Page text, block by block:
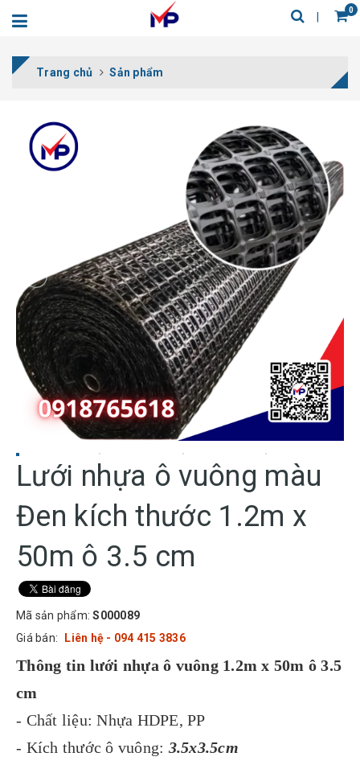
0
Trang chủ Sản phẩm
Lưới nhựa ô vuông màu
Đen kích thước 1.2m x
50m ô 3.5 cm
Mã sản phẩm:S000089
Giá bán:
Liên hệ - 094 415 3836
Thông tin lưới nhựa ô vuông 1.2m x 50m ô 3.5
cm
- Chất liệu: Nhựa HDPE, PP
- Kích thước ô vuông: 3.5x3.5cm